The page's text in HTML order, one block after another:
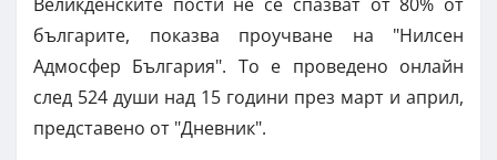
българите, показва проучване на "Нилсен
Адмосфер България". То е проведено онлайн
след 524 души над 15 години през март и април,
представено от "Дневник".